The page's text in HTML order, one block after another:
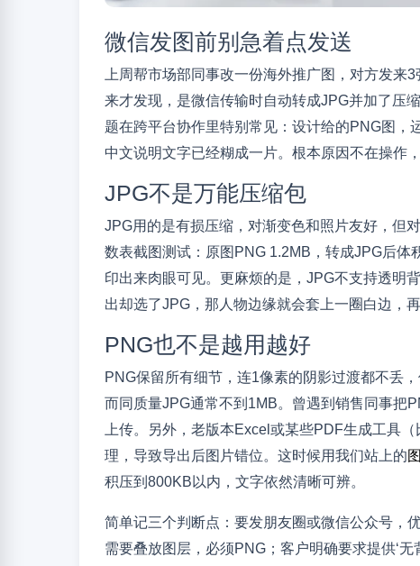
微信发图前别急着点发送
上周帮市场部同事改一份海外推广图，对方发
来才发现，是微信传输时自动转成JPG并加了
题在跨平台协作里特别常见：设计给的PNG图，
中文说明文字已经糊成一片。根本原因不在操作，
JPG不是万能压缩包
JPG用的是有损压缩，对渐变色和照片友好，但
数表截图测试：原图PNG 1.2MB，转成JPG后体
印出来肉眼可见。更麻烦的是，JPG不支持透
出却选了JPG，那人物边缘就会套上一圈白边，再
PNG也不是越用越好
PNG保留所有细节，连1像素的阴影过渡都不丢
而同质量JPG通常不到1MB。曾遇到销售同事把
上传。另外，老版本Excel或某些PDF生成工具
理，导致导出后图片错位。这时候用我们站上的
积压到800KB以内，文字依然清晰可辨。
简单记三个判断点：要发朋友圈或微信公众号，
需要叠放图层，必须PNG；客户明确要求提供‘